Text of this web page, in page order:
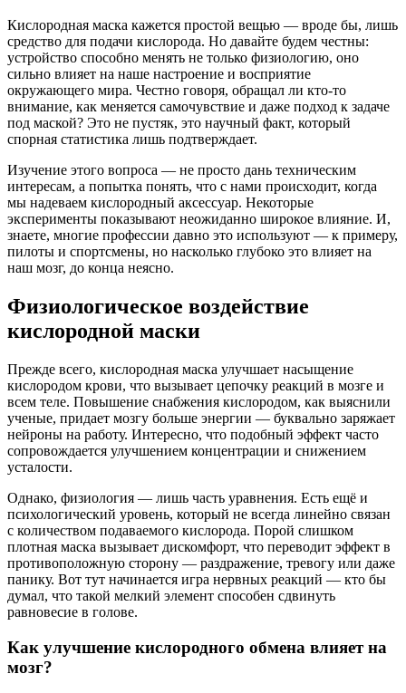
Кислородная маска кажется простой вещью — вроде бы, лишь
средство для подачи кислорода. Но давайте будем честны:
устройство способно менять не только физиологию, оно
сильно влияет на наше настроение и восприятие
окружающего мира. Честно говоря, обращал ли кто-то
внимание, как меняется самочувствие и даже подход к задаче
под маской? Это не пустяк, это научный факт, который
спорная статистика лишь подтверждает.
Изучение этого вопроса — не просто дань техническим
интересам, а попытка понять, что с нами происходит, когда
мы надеваем кислородный аксессуар. Некоторые
эксперименты показывают неожиданно широкое влияние. И,
знаете, многие профессии давно это используют — к примеру,
пилоты и спортсмены, но насколько глубоко это влияет на
наш мозг, до конца неясно.
Физиологическое воздействие
кислородной маски
Прежде всего, кислородная маска улучшает насыщение
кислородом крови, что вызывает цепочку реакций в мозге и
всем теле. Повышение снабжения кислородом, как выяснили
ученые, придает мозгу больше энергии — буквально заряжает
нейроны на работу. Интересно, что подобный эффект часто
сопровождается улучшением концентрации и снижением
усталости.
Однако, физиология — лишь часть уравнения. Есть ещё и
психологический уровень, который не всегда линейно связан
с количеством подаваемого кислорода. Порой слишком
плотная маска вызывает дискомфорт, что переводит эффект в
противоположную сторону — раздражение, тревогу или даже
панику. Вот тут начинается игра нервных реакций — кто бы
думал, что такой мелкий элемент способен сдвинуть
равновесие в голове.
Как улучшение кислородного обмена влияет на
мозг?